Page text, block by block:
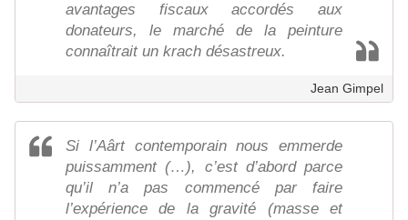
avantages fiscaux accordés aux
donateurs, le marché de la peinture
connaîtrait un krach désastreux.
Jean Gimpel
Si l’Aârt contemporain nous emmerde
puissamment (…), c’est d’abord parce
qu’il n’a pas commencé par faire
l’expérience de la gravité (masse et